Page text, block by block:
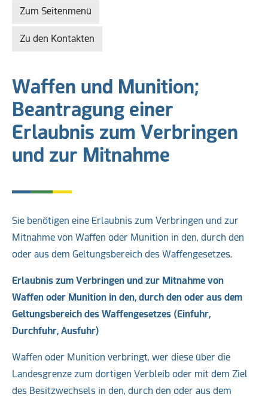
Zum Seitenmenü
Zu den Kontakten
Waffen und Munition;
Beantragung einer
Erlaubnis zum Verbringen
und zur Mitnahme
Sie benötigen eine Erlaubnis zum Verbringen und zur
Mitnahme von Waffen oder Munition in den, durch den
oder aus dem Geltungsbereich des Waffengesetzes.
Erlaubnis zum Verbringen und zur Mitnahme von
Waffen oder Munition in den, durch den oder aus dem
Geltungsbereich des Waffengesetzes (Einfuhr,
Durchfuhr, Ausfuhr)
Waffen oder Munition verbringt, wer diese über die
Landesgrenze zum dortigen Verbleib oder mit dem Ziel
des Besitzwechsels in den, durch den oder aus dem